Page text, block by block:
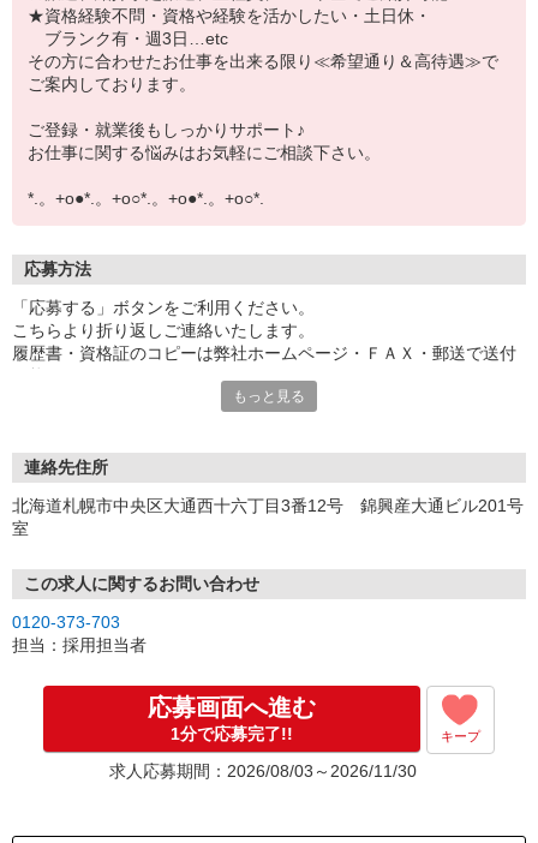
★資格経験不問・資格や経験を活かしたい・土日休・
ブランク有・週3日…etc
その方に合わせたお仕事を出来る限り≪希望通り＆高待遇≫で
ご案内しております。
ご登録・就業後もしっかりサポート♪
お仕事に関する悩みはお気軽にご相談下さい。
*.。+o●*.。+o○*.。+o●*.。+o○*.
応募方法
「応募する」ボタンをご利用ください。
こちらより折り返しご連絡いたします。
履歴書・資格証のコピーは弊社ホームページ・ＦＡＸ・郵送で送付
もっと見る
連絡先住所
北海道札幌市中央区大通西十六丁目3番12号 錦興産大通ビル201号
室
この求人に関するお問い合わせ
0120-373-703
担当：採用担当者
応募画面へ進む
1分で応募完了!! キープ
求人応募期間：2026/08/03～2026/11/30